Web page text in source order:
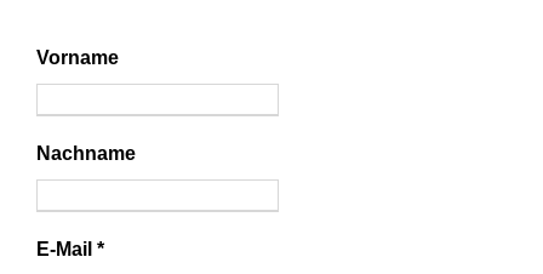
Vorname
Nachname
E-Mail *